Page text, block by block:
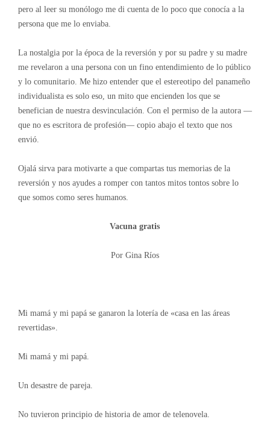
pero al leer su monólogo me di cuenta de lo poco que conocía a la
persona que me lo enviaba.
La nostalgia por la época de la reversión y por su padre y su madre
me revelaron a una persona con un fino entendimiento de lo público
y lo comunitario. Me hizo entender que el estereotipo del panameño
individualista es solo eso, un mito que encienden los que se
benefician de nuestra desvinculación. Con el permiso de la autora —
que no es escritora de profesión— copio abajo el texto que nos
envió.
Ojalá sirva para motivarte a que compartas tus memorias de la
reversión y nos ayudes a romper con tantos mitos tontos sobre lo
que somos como seres humanos.
Vacuna gratis
Por Gina Ríos
Mi mamá y mi papá se ganaron la lotería de «casa en las áreas
revertidas».
Mi mamá y mi papá.
Un desastre de pareja.
No tuvieron principio de historia de amor de telenovela.